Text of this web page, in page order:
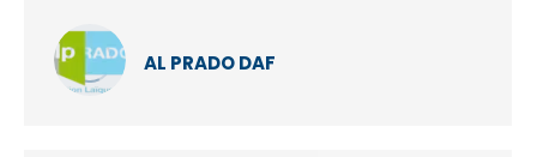
AL PRADO DAF